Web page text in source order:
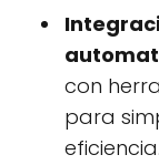
con
para
eficiencia.